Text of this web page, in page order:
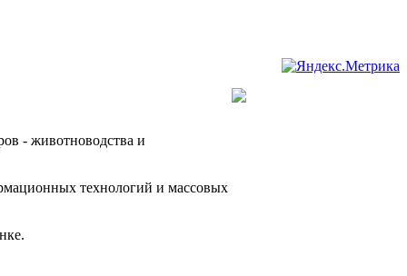
- животноводства и
технологий и массовых